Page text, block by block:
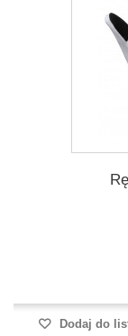
Dodaj do